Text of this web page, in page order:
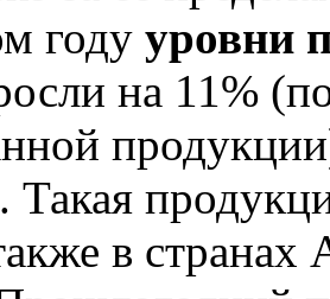
году уровни
на 11%
в